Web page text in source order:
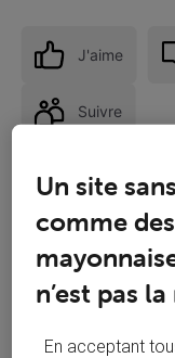
J'aime
Suivre
Un site
comme
n’est pas
En acceptant